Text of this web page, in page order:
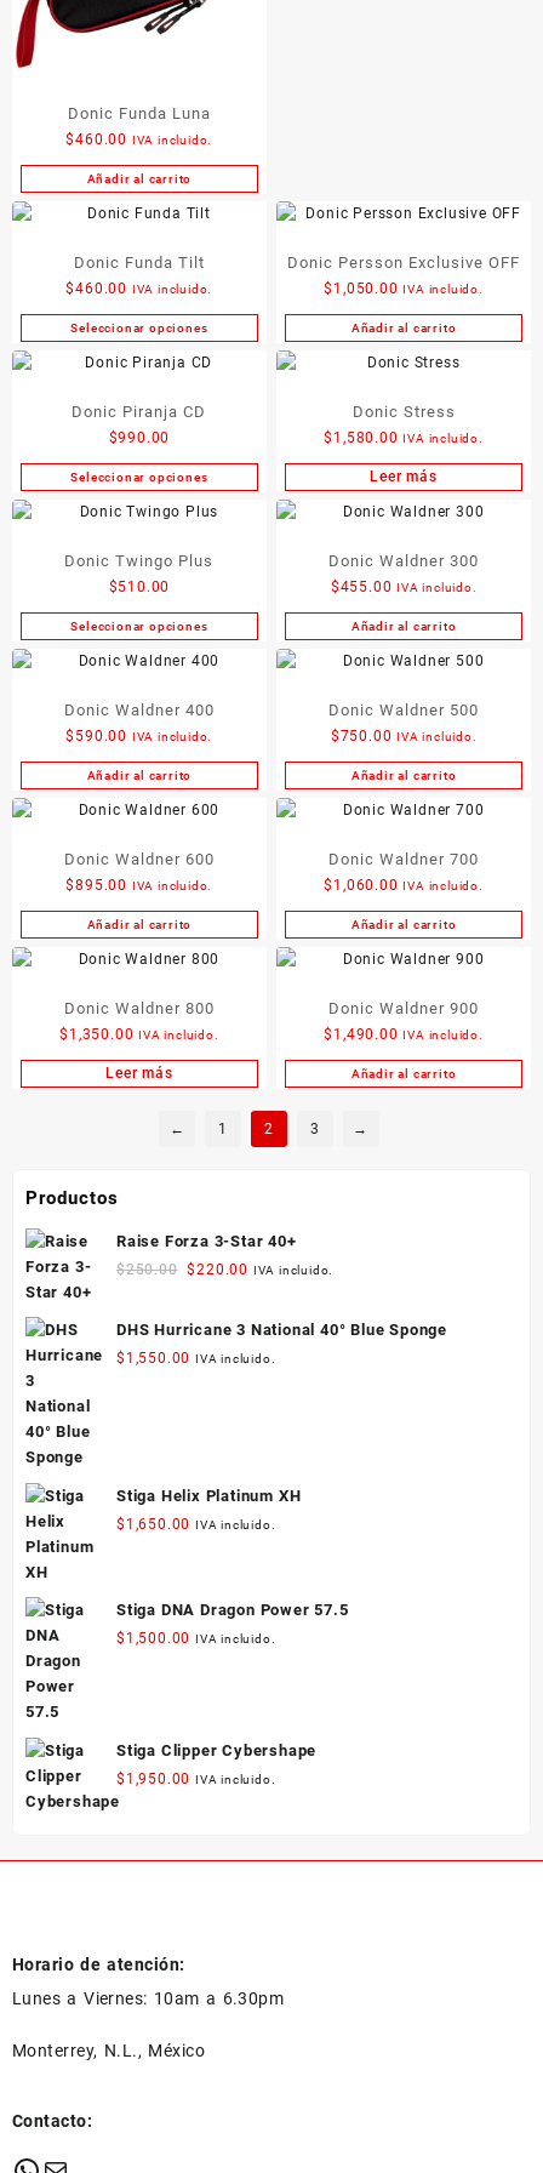
Donic Funda Luna
$460.00 IVA incluido.
Añadir al carrito
en
página
de
producto
Donic Funda Tilt
$460.00 IVA incluido.
Seleccionar opciones
Este
producto
múltiples
variantes.
Las
opciones
se
elegir
en
la
página
de
Donic Persson Exclusive OFF
$ 1,050.00 IVA incluido.
Añadir al carrito
Donic Piranja CD
$990.00
Seleccionar opciones
Este
producto
múltiples
variantes.
Las
opciones
se
elegir
en
la
página
de
Donic Stress
$ 1,580.00 IVA incluido.
Leer más
Donic Twingo Plus
$510.00
Seleccionar opciones
Este
producto
múltiples
variantes.
Las
opciones
se
elegir
en
la
página
de
Donic Waldner 300
$455.00 IVA incluido.
Añadir al carrito
Donic Waldner 400
$ 590.00 IVA incluido.
Añadir al carrito
Donic Waldner 500
$750.00 IVA incluido.
Añadir al carrito
Donic Waldner 600
$895.00 IVA incluido.
Añadir al carrito
Donic Waldner 700
$ 1,060.00 IVA incluido.
Añadir al carrito
Donic Waldner 800
$ 1,350.00 IVA incluido.
Leer más
Donic Waldner 900
$ 1,490.00 IVA incluido.
Añadir al carrito
← 1 2 3 →
Productos
Raise Forza 3-Star 40+
$250.00 Original
$220.00 Current
IVA incluido.
DHS Hurricane 3 National 40° Blue Sponge
$ 1,550.00 IVA incluido.
Stiga Helix Platinum XH
$ 1,650.00 IVA incluido.
Stiga DNA Dragon Power 57.5
$ 1,500.00 IVA incluido.
Stiga Clipper Cybershape
$ 1,950.00 IVA incluido.
Horario de atención:
Lunes a Viernes: 10am a 6.30pm
Monterrey, N.L., México
Contacto: